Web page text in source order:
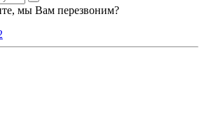
мы Вам перезвоним?